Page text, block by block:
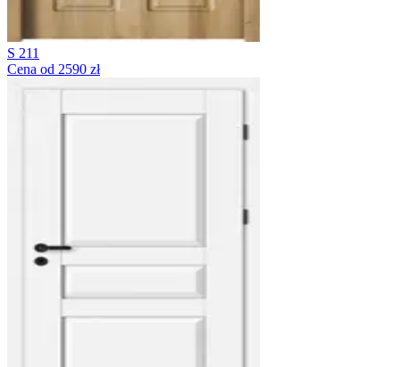
S 211
Cena od 2590 zł